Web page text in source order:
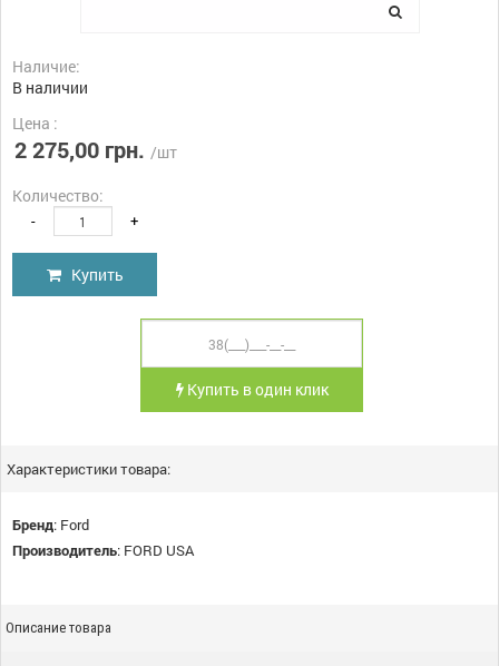
Наличие:
В наличии
Цена :
2 275,00 грн. /шт
Количество:
- +
Купить
Купить в один клик
Характеристики товара:
Бренд: Ford
Производитель: FORD USA
Описание товара